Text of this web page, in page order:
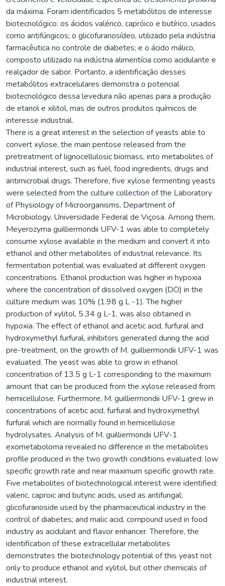
da máxima. Foram identificados 5 metabólitos de interesse
biotecnológico: os ácidos valérico, capróico e butírico, usados
como antifúngicos; o glicofuranosídeo, utilizado pela indústria
farmacêutica no controle de diabetes; e o ácido málico,
composto utilizado na indústria alimentícia como acidulante e
realçador de sabor. Portanto, a identificação desses
metabólitos extracelulares demonstra o potencial
biotecnológico dessa levedura não apenas para a produção
de etanol e xilitol, mas de outros produtos químicos de
interesse industrial.
There is a great interest in the selection of yeasts able to
convert xylose, the main pentose released from the
pretreatment of lignocellulosic biomass, into metabolites of
industrial interest, such as fuel, food ingredients, drugs and
antimicrobial drugs. Therefore, five xylose fermenting yeasts
were selected from the culture collection of the Laboratory
of Physiology of Microorganisms, Department of
Microbiology, Universidade Federal de Viçosa. Among them,
Meyerozyma guilliermondii UFV-1 was able to completely
consume xylose available in the medium and convert it into
ethanol and other metabolites of industrial relevance. Its
fermentation potential was evaluated at different oxygen
concentrations. Ethanol production was higher in hypoxia
where the concentration of dissolved oxygen (DO) in the
culture medium was 10% (1.98 g L -1). The higher
production of xylitol, 5.34 g L-1, was also obtained in
hypoxia. The effect of ethanol and acetic acid, furfural and
hydroxymethyl furfural, inhibitors generated during the acid
pre-treatment, on the growth of M. guilliermondii UFV-1 was
evaluated. The yeast was able to grow in ethanol
concentration of 13.5 g L-1 corresponding to the maximum
amount that can be produced from the xylose released from
hemicellulose. Furthermore, M. guilliermondii UFV-1 grew in
concentrations of acetic acid, furfural and hydroxymethyl
furfural which are normally found in hemicellulose
hydrolysates. Analysis of M. guilliermondii UFV-1
exometaboloma revealed no difference in the metabolites
profile produced in the two growth conditions evaluated: low
specific growth rate and near maximum specific growth rate.
Five metabolites of biotechnological interest were identified:
valeric, caproic and butyric acids, used as antifungal;
glicofuranoside used by the pharmaceutical industry in the
control of diabetes; and malic acid, compound used in food
industry as acidulant and flavor enhancer. Therefore, the
identification of these extracellular metabolites
demonstrates the biotechnology potential of this yeast not
only to produce ethanol and xylitol, but other chemicals of
industrial interest.